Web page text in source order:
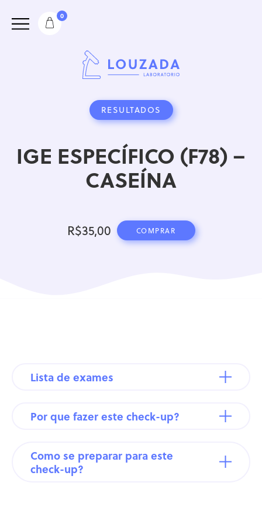
0
RESULTADOS
IGE ESPECÍFICO (F78) –
CASEÍNA
R$35,00 COMPRAR
Lista de exames
Por que fazer este check-up?
Como se preparar para este
check-up?